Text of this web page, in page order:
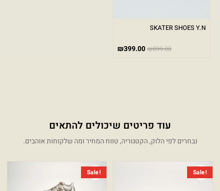
SKATER SHOES Y.N
₪899.00
₪399.00
עוד פריטים שיכולים להתאים
נבחרים לפי הלוק, הקטגוריה, טווח המחיר ומה שלקוחות אוהבים.
Sale!
המחיר המקורי היה: ₪849.00.
המחיר הנוכחי הוא: ₪299.00.
Sale!